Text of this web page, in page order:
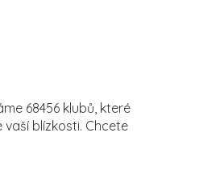
68456 klubů, které
blízkosti. Chcete